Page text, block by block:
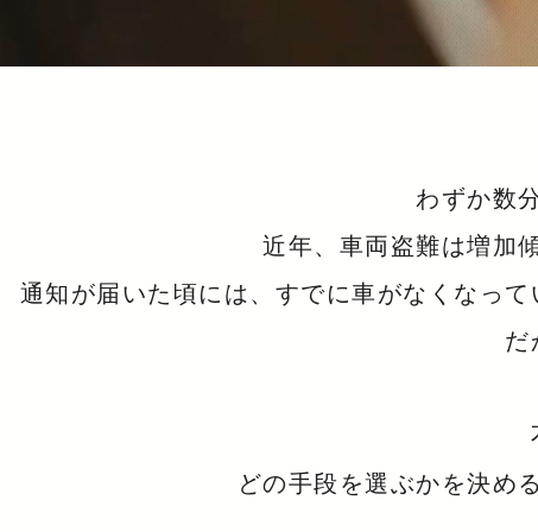
わずか数
近年、車両盗難は増加
通知が届いた頃には、すでに車がなくなっ
どの手段を選ぶかを決め